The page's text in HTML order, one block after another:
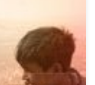
escrita por
de silencios, de
lector, además
y un